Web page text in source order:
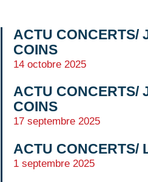
ACTU CONCERTS/
COINS
14 octobre 2025
ACTU CONCERTS/
COINS
17 septembre 2025
ACTU CONCERTS/
1 septembre 2025